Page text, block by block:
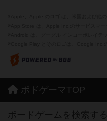
ボドゲーマTOP
ボードゲームを検索する